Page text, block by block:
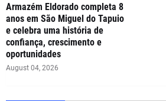
Armazém Eldorado completa 8
anos em São Miguel do Tapuio
e celebra uma história de
confiança, crescimento e
oportunidades
August 04, 2026